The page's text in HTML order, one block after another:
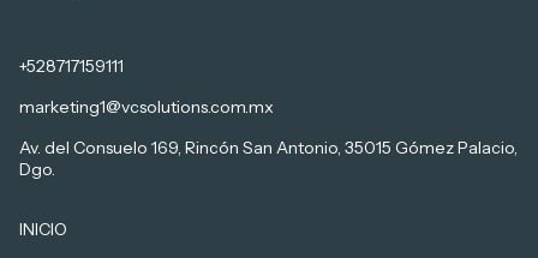
+528717159111
marketing1@vcsolutions.com.mx
Av. del Consuelo 169, Rincón San Antonio, 35015 Gómez Palacio,
Dgo.
INICIO